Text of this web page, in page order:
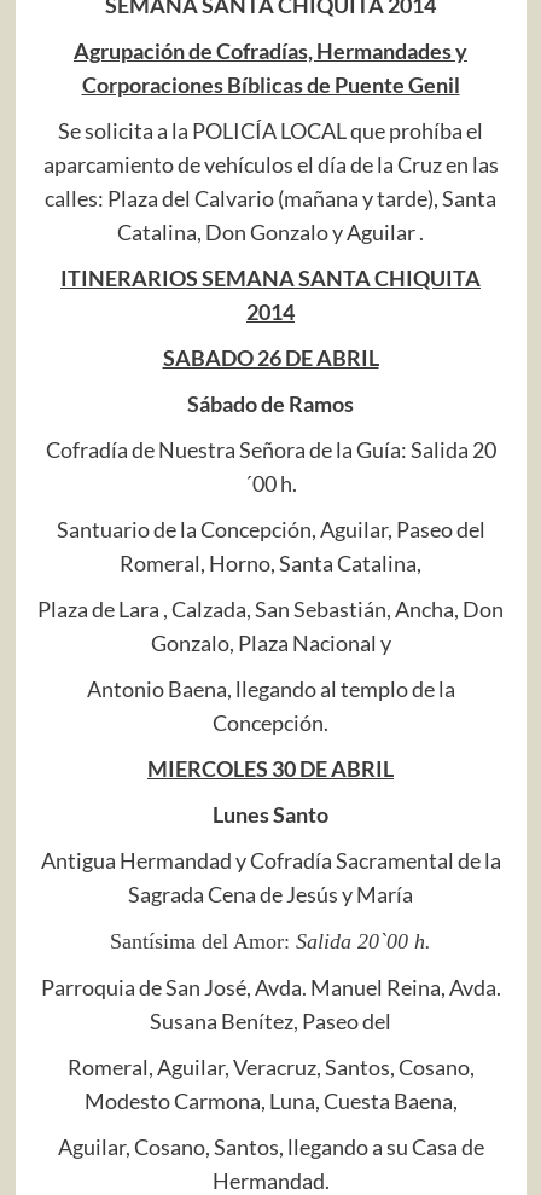
Agrupación de Cofradías, Hermandades y
Corporaciones Bíblicas de Puente Genil
Se solicita a la POLICÍA LOCAL que prohíba el
aparcamiento de vehículos el día de la Cruz en las
calles: Plaza del Calvario (mañana y tarde), Santa
Catalina, Don Gonzalo y Aguilar .
ITINERARIOS SEMANA SANTA CHIQUITA
2014
SABADO 26 DE ABRIL
Sábado de Ramos
Cofradía de Nuestra Señora de la Guía: Salida 20
´00 h.
Santuario de la Concepción, Aguilar, Paseo del
Romeral, Horno, Santa Catalina,
Plaza de Lara , Calzada, San Sebastián, Ancha, Don
Gonzalo, Plaza Nacional y
Antonio Baena, llegando al templo de la
Concepción.
MIERCOLES 30 DE ABRIL
Lunes Santo
Antigua Hermandad y Cofradía Sacramental de la
Sagrada Cena de Jesús y María
Santísima del Amor: Salida 20`00 h.
Parroquia de San José, Avda. Manuel Reina, Avda.
Susana Benítez, Paseo del
Romeral, Aguilar, Veracruz, Santos, Cosano,
Modesto Carmona, Luna, Cuesta Baena,
Aguilar, Cosano, Santos, llegando a su Casa de
Hermandad.